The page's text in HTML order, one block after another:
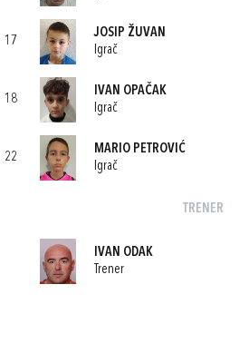
17
JOSIP ŽUVAN
Igrač
18
IVAN OPAČAK
Igrač
22
MARIO PETROVIĆ
Igrač
TRENER
IVAN ODAK
Trener